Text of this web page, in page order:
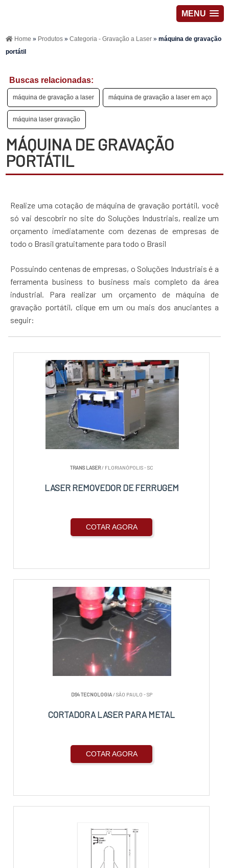
MENU
Home » Produtos»Categoria - Gravação a Laser»máquina de gravação
portátil
Buscas relacionadas:
máquina de gravação a laser máquina de gravação a laser em aço
máquina laser gravação
MÁQUINA DE GRAVAÇÃO
PORTÁTIL
Realize uma cotação de máquina de gravação portátil, você
só vai descobrir no site do Soluções Industriais, realize um
orçamento imediatamente com dezenas de empresas de
todo o Brasil gratuitamente para todo o Brasil
Possuindo centenas de empresas, o Soluções Industriais é a
ferramenta business to business mais completo da área
industrial. Para realizar um orçamento de máquina de
gravação portátil, clique em um ou mais dos anuciantes a
seguir:
TRANS LASER/ FLORIANÓPOLIS - SC
LASER REMOVEDOR DE FERRUGEM
COTAR AGORA
DS4 TECNOLOGIA/ SÃO PAULO - SP
CORTADORA LASER PARA METAL
COTAR AGORA